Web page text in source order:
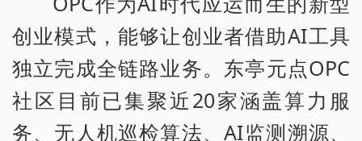
创业模式，能够让创业者借助AI工具
独立完成全链路业务。东亭元点OPC
社区目前已集聚近20家涵盖算力服
务、无人机巡检算法、AI监测溯源、